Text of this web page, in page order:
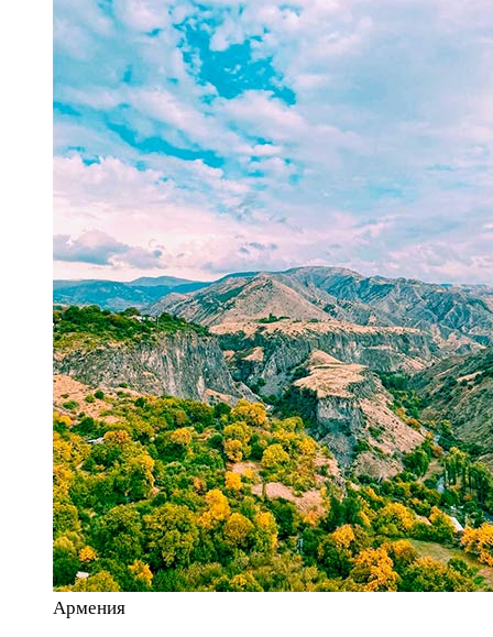
Армения